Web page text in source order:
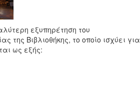
εξυπηρέτηση του
της Βιβλιοθήκης, το οποίο ισχύει για
ως εξής: